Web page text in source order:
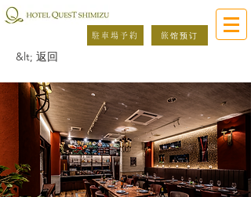
駐車場予約 旅馆预订
&lt; 返回